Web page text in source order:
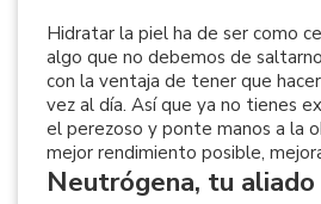
Hidratar la piel ha de ser como
algo que no debemos de
con la ventaja de tener que
vez al día. Así que ya no tienes
el perezoso y ponte manos a la
mejor rendimiento posible,
Neutrógena, tu aliado